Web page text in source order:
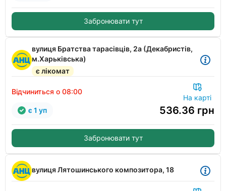
Забронювати тут
вулиця Братства тарасівців, 2а (Декабристів,
м.Харьківська)
є лікомат
Відчиниться о 08:00
На карті
536.36 грн
є 1 уп
Забронювати тут
вулиця Лятошинського композитора, 18